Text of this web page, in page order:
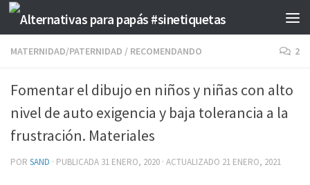
Saltar al contenido
MATERNIDAD/PATERNIDAD / RECOMENDANDO 2
Fomentar el dibujo en niños y niñas con alto
nivel de auto exigencia y baja tolerancia a la
frustración. Materiales
POR SAND · PUBLICADA 31 ENERO, 2020 · ACTUALIZADO 21 ENERO, 2021